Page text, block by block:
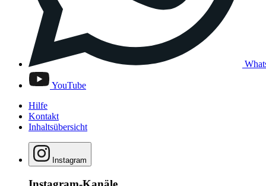
YouTube
Hilfe
Kontakt
Inhaltsübersicht
Instagram